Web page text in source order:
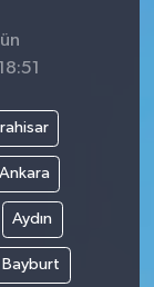
Ankara
Aydın
Bayburt